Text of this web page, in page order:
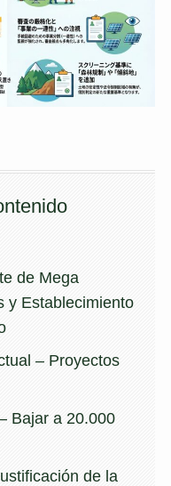
de Mega
y Establecimiento
– Proyectos
Bajar a 20.000
de la